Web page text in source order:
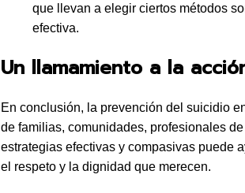
que llevan a elegir ciertos métodos
efectiva.
Un llamamiento a la
En conclusión, la prevención del suicidio
de familias, comunidades, profesionales
estrategias efectivas y compasivas puede
el respeto y la dignidad que merecen.